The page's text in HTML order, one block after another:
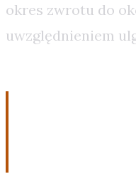
okres zwrotu do
uwzględnieniem